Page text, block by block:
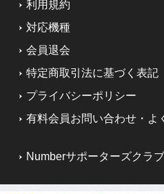
利用規約
対応機種
会員退会
特定商取引法に基づく表記
プライバシーポリシー
有料会員お問い合わせ・よ
Numberサポーターズクラ